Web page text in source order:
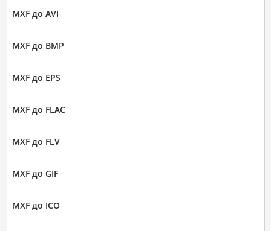
MXF до AVI
MXF до BMP
MXF до EPS
MXF до FLAC
MXF до FLV
MXF до GIF
MXF до ICO